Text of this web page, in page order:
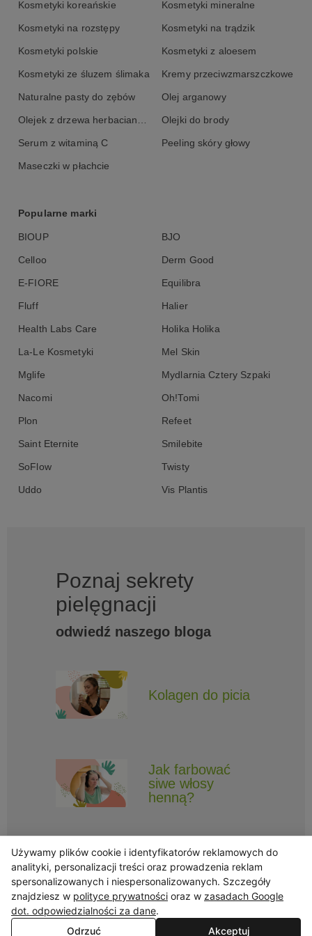
Skład (INCI) ziołowej wcierki do włosów
Saint Éternité:
Vitis Vinifera Seed Oil, Helianthus Annuus Seed Oil, Ricinus
Communis Seed Oil, Equisetum Arvense Extract, Urtica Dioica
Extract, Tocopheryl Acetate, Rosmarinus Officinalis Oil, Thymus
Vulgaris Oil, Limonene**składnik olejku eterycznego
Kosmetyki koreańskie Kosmetyki mineralne
Kosmetyki na rozstępy Kosmetyki na trądzik
Kosmetyki polskie Kosmetyki z aloesem
Kosmetyki ze śluzem ślimaka Kremy przeciwzmarszczkowe
Naturalne pasty do zębów Olej arganowy
Olejek z drzewa herbacianego Olejki do brody
Serum z witaminą C Peeling skóry głowy
Maseczki w płachcie
Popularne marki
BIOUP BJO
Celloo Derm Good
E-FIORE Equilibra
Fluff Halier
Health Labs Care Holika Holika
La-Le Kosmetyki Mel Skin
Mglife Mydlarnia Cztery Szpaki
Nacomi Oh!Tomi
Plon Refeet
Saint Eternite Smilebite
SoFlow Twisty
Uddo Vis Plantis
Poznaj sekrety
pielęgnacji
odwiedź naszego bloga
Kolagen do picia
Jak farbować
siwe włosy
henną?
Obserwuj Triny, by nie ominęły Cię najlepsze promocje i informacje
o nowościach.
Używamy plików cookie i identyfikatorów reklamowych do
analityki, personalizacji treści oraz prowadzenia reklam
spersonalizowanych i niespersonalizowanych. Szczegóły
znajdziesz w polityce prywatności oraz w zasadach Google
dot. odpowiedzialności za dane.
Odrzuć
Akceptuj